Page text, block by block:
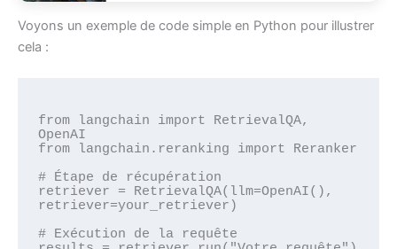
Voyons un exemple de code simple en Python pour illustrer
cela :
from langchain import RetrievalQA,
OpenAI
from langchain.reranking import Reranker
# Étape de récupération
retriever = RetrievalQA(llm=OpenAI(),
retriever=your_retriever)
# Exécution de la requête